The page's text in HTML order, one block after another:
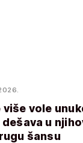
vole
u
šansu